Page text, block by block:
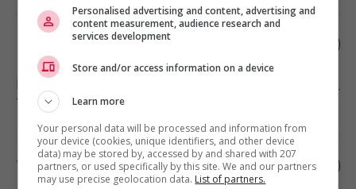
Développeur web (node.js et angular)
Technologies et médias numériques
Technologue en architecture
Personalised advertising and content, advertising and
content measurement, audience research and
services development
Store and/or access information on a device
Learn more
Your personal data will be processed and information from
your device (cookies, unique identifiers, and other device
data) may be stored by, accessed by and shared with 207
partners, or used specifically by this site. We and our partners
may use precise geolocation data. List of partners.